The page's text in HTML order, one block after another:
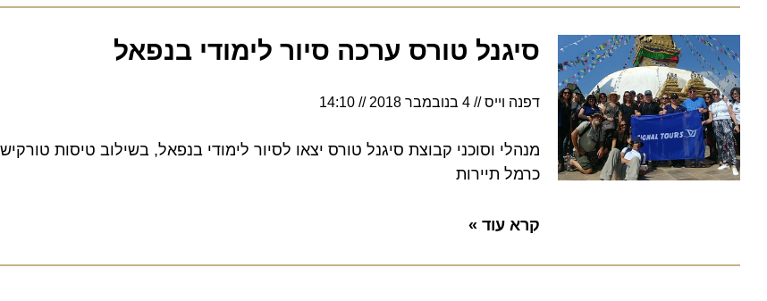
סיגנל טורס ערכה סיור לימודי בנפאל
דפנה וייס 4 בנובמבר 2018 14:10
מנהלי וסוכני קבוצת סיגנל טורס יצאו לסיור לימודי בנפאל, בשילוב טיסות טורקיש
כרמל תיירות
קרא עוד »